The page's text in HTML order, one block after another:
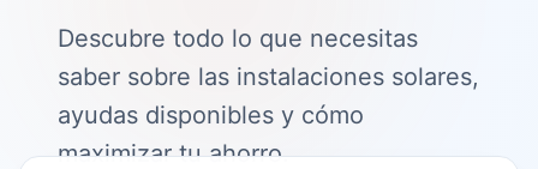
Descubre todo lo que necesitas
saber sobre las instalaciones solares,
ayudas disponibles y cómo
maximizar tu ahorro.